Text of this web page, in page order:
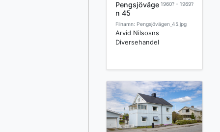
1960? - 1969?
Pengsjöväge
n 45
Filnamn: Pengsjövägen_45.jpg
Arvid Nilsosns
Diversehandel